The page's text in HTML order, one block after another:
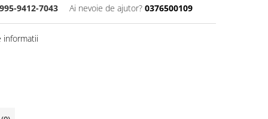
9412-7043 Ai nevoie de ajutor? 0376500109
informatii